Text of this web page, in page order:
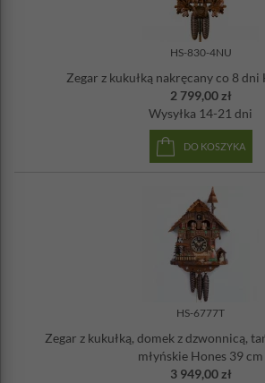
HS-830-4NU
Zegar z kukułką nakręcany co 8 dni
2 799,00 zł
Wysyłka 14-21 dni
DO KOSZYKA
HS-6777T
Zegar z kukułką, domek z dzwonnicą,
młyńskie Hones 39 cm
3 949,00 zł